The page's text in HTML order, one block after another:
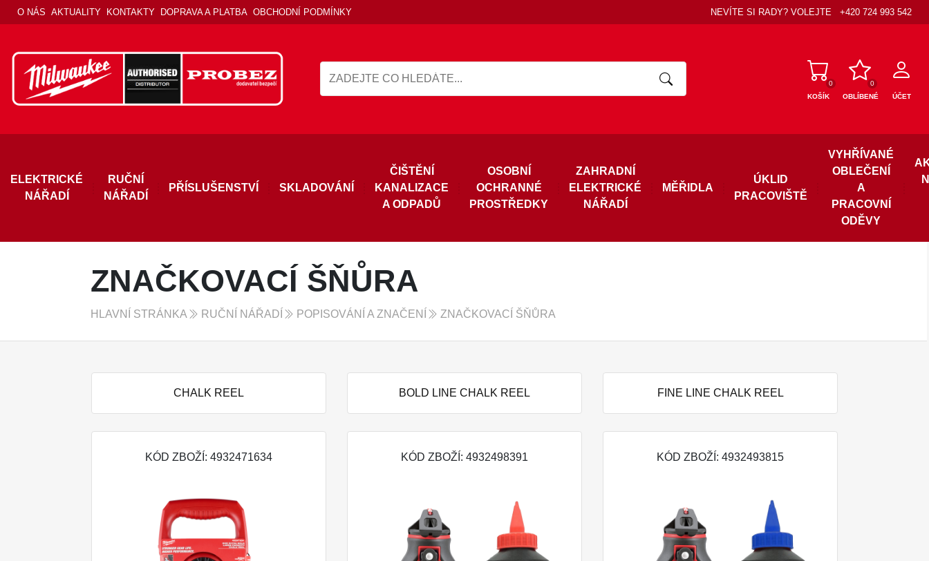
O NÁS AKTUALITY KONTAKTY DOPRAVA A PLATBA OBCHODNÍ PODMÍNKY NEVÍTE SI RADY? VOLEJTE +420 724 993 542
ÚČET
0
OBLÍBENÉ
0
KOŠÍK
ELEKTRICKÉ
NÁŘADÍ
RUČNÍ
NÁŘADÍ
PŘÍSLUŠENSTVÍ SKLADOVÁNÍ
ČIŠTĚNÍ
KANALIZACE
A ODPADŮ
OSOBNÍ
OCHRANNÉ
PROSTŘEDKY
ZAHRADNÍ
ELEKTRICKÉ
NÁŘADÍ
MĚŘIDLA
ÚKLID
PRACOVIŠTĚ
VYHŘÍVANÉ
OBLEČENÍ
A
PRACOVNÍ
ODĚVY
ZNAČKOVACÍ ŠŇŮRA
HLAVNÍ STRÁNKA RUČNÍ NÁŘADÍ POPISOVÁNÍ A ZNAČENÍ ZNAČKOVACÍ ŠŇŮRA
CHALK REEL BOLD LINE CHALK REEL FINE LINE CHALK REEL
KÓD ZBOŽÍ: 4932471634 KÓD ZBOŽÍ: 4932498391 KÓD ZBOŽÍ: 4932493815